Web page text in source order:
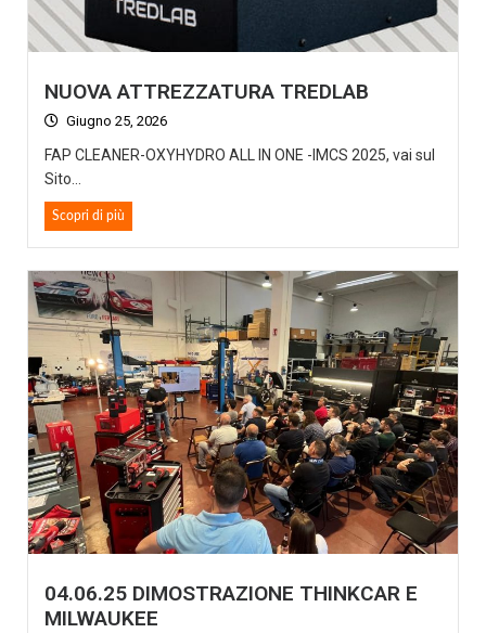
NUOVA ATTREZZATURA TREDLAB
Giugno 25, 2026
FAP CLEANER-OXYHYDRO ALL IN ONE -IMCS 2025, vai sul
Sito...
Scopri di più
04.06.25 DIMOSTRAZIONE THINKCAR E
MILWAUKEE